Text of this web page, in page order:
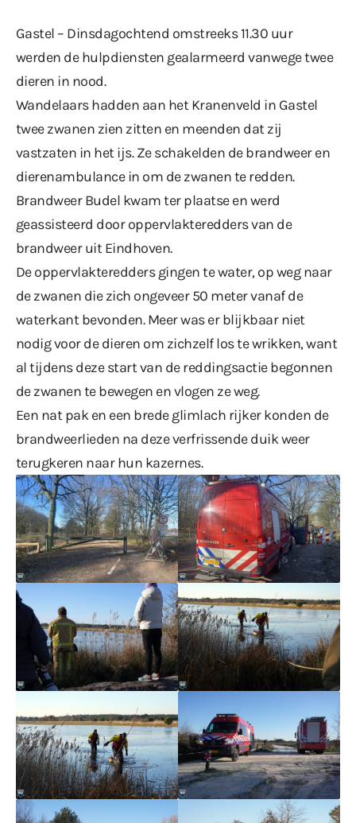
Gastel – Dinsdagochtend omstreeks 11.30 uur
werden de hulpdiensten gealarmeerd vanwege twee
dieren in nood.
Wandelaars hadden aan het Kranenveld in Gastel
twee zwanen zien zitten en meenden dat zij
vastzaten in het ijs. Ze schakelden de brandweer en
dierenambulance in om de zwanen te redden.
Brandweer Budel kwam ter plaatse en werd
geassisteerd door oppervlakteredders van de
brandweer uit Eindhoven.
De oppervlakteredders gingen te water, op weg naar
de zwanen die zich ongeveer 50 meter vanaf de
waterkant bevonden. Meer was er blijkbaar niet
nodig voor de dieren om zichzelf los te wrikken, want
al tijdens deze start van de reddingsactie begonnen
de zwanen te bewegen en vlogen ze weg.
Een nat pak en een brede glimlach rijker konden de
brandweerlieden na deze verfrissende duik weer
terugkeren naar hun kazernes.